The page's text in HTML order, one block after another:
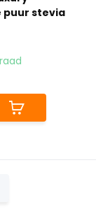
puur stevia